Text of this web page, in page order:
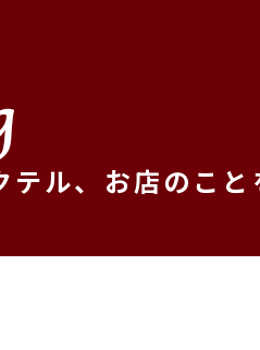
テル、お店のこ